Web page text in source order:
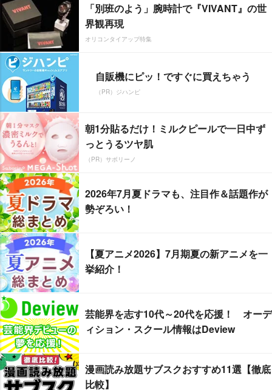
「別班のよう」腕時計で『VIVANT』の世
界観再現
オリコンタイアップ特集
自販機にピッ！ですぐに買えちゃう
（PR）ジハンピ
朝1分貼るだけ！ミルクピールで一日中ず
っとうるツヤ肌
（PR）サボリーノ
2026年7月夏ドラマも、注目作＆話題作が
勢ぞろい！
【夏アニメ2026】7月期夏の新アニメを一
挙紹介！
芸能界を志す10代～20代を応援！ オーデ
ィション・スクール情報はDeview
漫画読み放題サブスクおすすめ11選【徹底
比較】